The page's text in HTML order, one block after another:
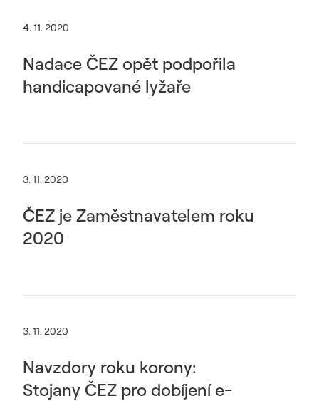
4. 11. 2020
Nadace ČEZ opět podpořila
handicapované lyžaře
3. 11. 2020
ČEZ je Zaměstnavatelem roku
2020
3. 11. 2020
Navzdory roku korony:
Stojany ČEZ pro dobíjení e-